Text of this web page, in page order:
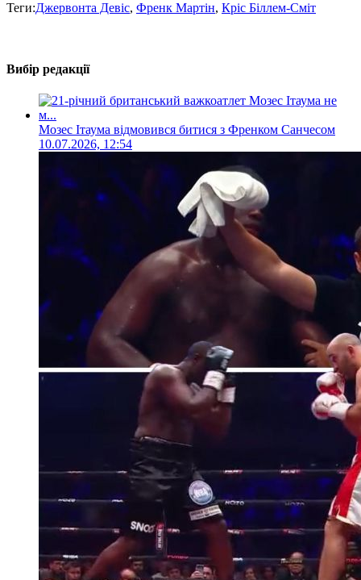
Теги:Джервонта Девіс, Френк Мартін, Кріс Біллем-Сміт
Вибір редакції
Мозес Ітаума відмовився битися з Френком Санчесом
10.07.2026, 12:54